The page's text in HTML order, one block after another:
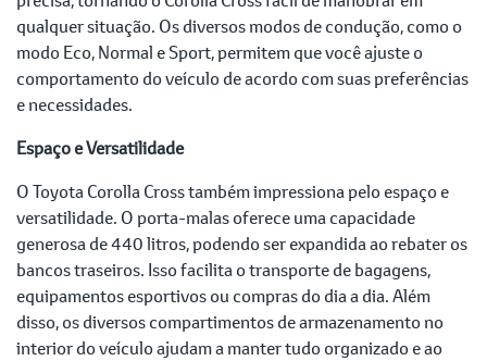
qualquer situação. Os diversos modos de condução, como o
modo Eco, Normal e Sport, permitem que você ajuste o
comportamento do veículo de acordo com suas preferências
e necessidades.
Espaço e Versatilidade
O Toyota Corolla Cross também impressiona pelo espaço e
versatilidade. O porta-malas oferece uma capacidade
generosa de 440 litros, podendo ser expandida ao rebater os
bancos traseiros. Isso facilita o transporte de bagagens,
equipamentos esportivos ou compras do dia a dia. Além
disso, os diversos compartimentos de armazenamento no
interior do veículo ajudam a manter tudo organizado e ao